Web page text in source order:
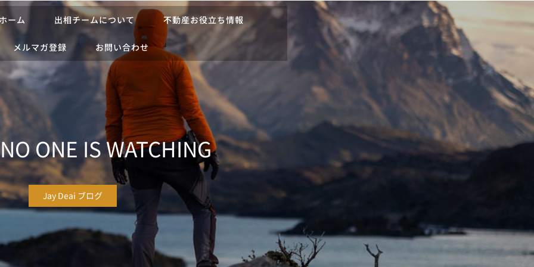
ーム 出相チームについて 不動産お役立ち情報
メルマガ登録 お問い合わせ
ONE IS WATCHING
Jay Deai ブログ